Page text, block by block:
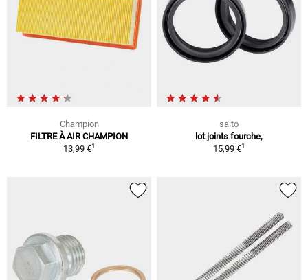
Champion
FILTRE À AIR CHAMPION
13,99 €1
saito
lot joints fourche,
15,99 €1